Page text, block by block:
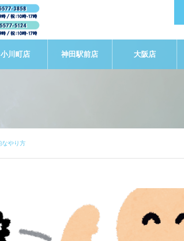
小川町店 神田駅前店 大阪店
なやり方